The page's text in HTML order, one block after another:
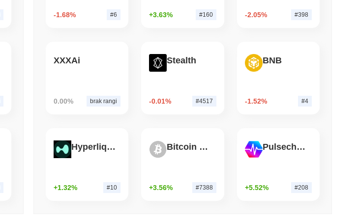
Bitcoin
-1.68% #6 +3.63% #160 -2.05% #398
XXXAi
0.00% brak rangi
Stealth
-0.01% #4517
BNB
-1.52% #4
Hyperliquid
+1.32% #10
Bitcoin Silver
+3.56% #7388
Pulsechain
+5.52% #208